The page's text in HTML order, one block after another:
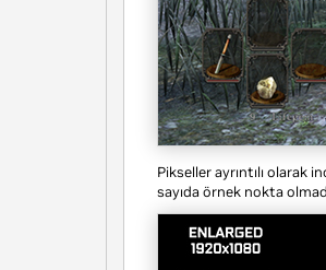
Pikseller ayrıntılı olarak
sayıda örnek nokta